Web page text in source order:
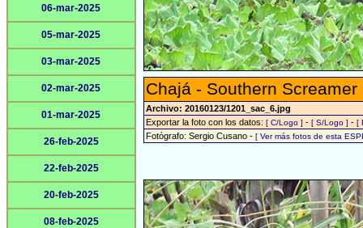
06-mar-2025
05-mar-2025
03-mar-2025
02-mar-2025
01-mar-2025
26-feb-2025
22-feb-2025
20-feb-2025
08-feb-2025
Chajá - Southern
Archivo: 20160123/1201_sac_6.jpg
Exportar la foto con los datos: [ C/Logo ] - [ S/Logo ] - [
Fotógrafo: Sergio Cusano - [ Ver más fotos de esta